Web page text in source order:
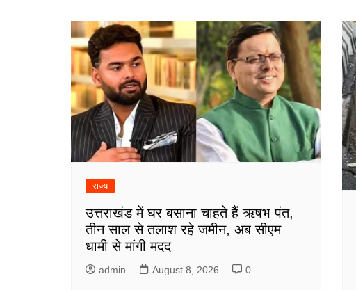
राज्य
उत्तराखंड में घर बसाना चाहते हैं ऋषभ पंत,
तीन साल से तलाश रहे जमीन, अब सीएम
धामी से मांगी मदद
admin August 8, 2026 0